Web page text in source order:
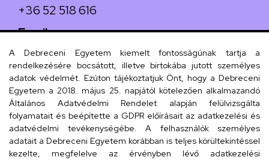
+36 52 518 616
Email
iskola@kossuth-alt.unideb.hu
Cím
4024 Debrecen, Kossuth utca 33.
Szervezeti telefonkönyv
A Debreceni Egyetem kiemelt fontosságúnak tartja a
rendelkezésére bocsátott, illetve birtokába jutott személyes
adatok védelmét. Ezúton tájékoztatjuk Önt, hogy a Debreceni
Egyetem a 2018. május 25. napjától kötelezően alkalmazandó
Általános Adatvédelmi Rendelet alapján felülvizsgálta
folyamatait és beépítette a GDPR előírásait az adatkezelési és
adatvédelmi tevékenységébe. A felhasználók személyes
adatait a Debreceni Egyetem korábban is teljes körültekintéssel
kezelte, megfelelve az érvényben lévő adatkezelési